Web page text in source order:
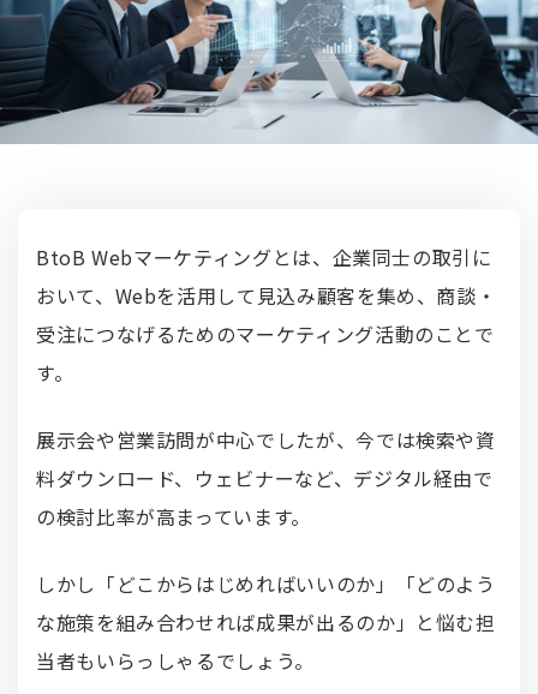
BtoB Webマーケティングとは、企業同士の取引に
おいて、Webを活用して見込み顧客を集め、商談・
受注につなげるためのマーケティング活動のことで
す。
展示会や営業訪問が中心でしたが、今では検索や資
料ダウンロード、ウェビナーなど、デジタル経由で
の検討比率が高まっています。
しかし「どこからはじめればいいのか」「どのよう
な施策を組み合わせれば成果が出るのか」と悩む担
当者もいらっしゃるでしょう。